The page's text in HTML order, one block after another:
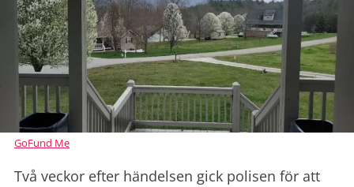
GoFund Me
Två veckor efter händelsen gick polisen för att